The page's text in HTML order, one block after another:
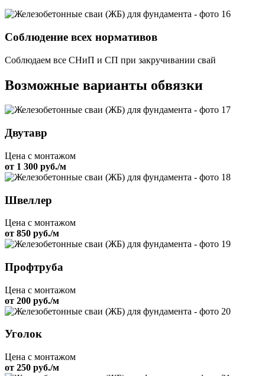
Соблюдение всех нормативов
Соблюдаем все СНиП и СП при закручивании свай
Возможные варианты обвязки
Двутавр
Цена с монтажом
от 1 300 руб./м
Швеллер
Цена с монтажом
от 850 руб./м
Профтруба
Цена с монтажом
от 200 руб./м
Уголок
Цена с монтажом
от 250 руб./м